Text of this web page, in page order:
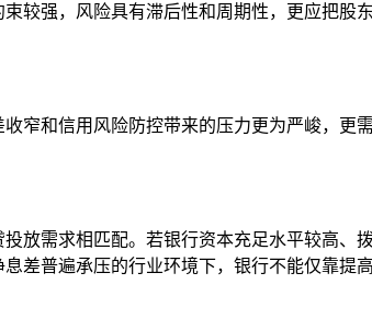
较强，风险具有滞后性和周期性，更应把股
窄和信用风险防控带来的压力更为严峻，更
放需求相匹配。若银行资本充足水平较高、
差普遍承压的行业环境下，银行不能仅靠提